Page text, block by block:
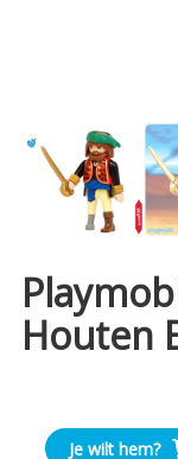
Houten
PlaymobilJe wilt hem?